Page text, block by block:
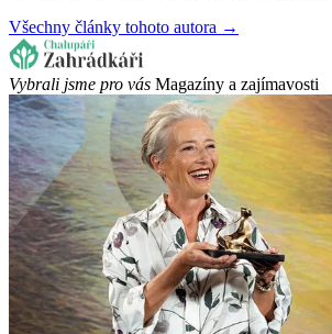
Všechny články tohoto autora →
Vybrali jsme pro vás Magazíny a zajímavosti